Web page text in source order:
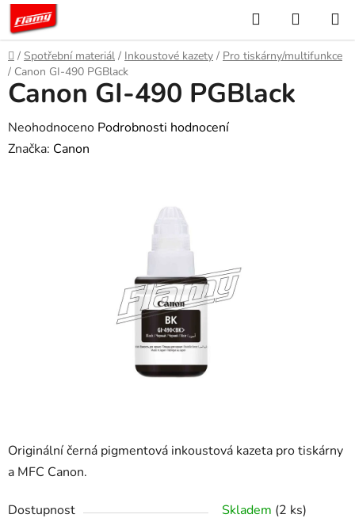
Přejít
obsah
Hledat
KOŠÍK
Domů
/ Spotřební materiál / Inkoustové kazety / Pro tiskárny/multifunkce
/ Canon GI-490 PGBlack
Originální černá pigmentová inkoustová kazeta pro tiskárny
a MFC Canon.
Dostupnost Skladem (2 ks)
Canon GI-490 PGBlack
Průměrné
hodnocení
Neohodnoceno Podrobnosti hodnocení
Značka: Canon